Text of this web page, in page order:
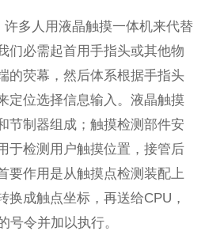
多人用液晶触摸一体机来代替
们必需起首用手指头或其他物
的荧幕，然后体系根据手指头
定位选择信息输入。液晶触摸
节制器组成；触摸检测部件安
于检测用户触摸位置，接管后
要作用是从触摸点检测装配上
换成触点坐标，再送给CPU ，
号令并加以执行。